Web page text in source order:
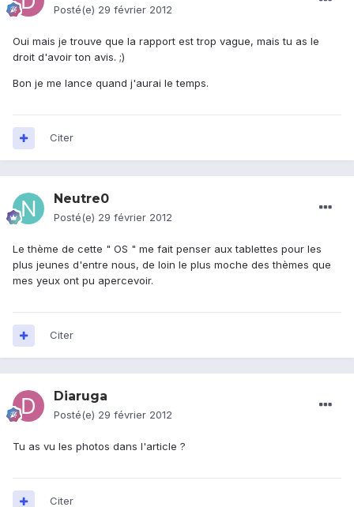
Posté(e) 29 février 2012
Oui mais je trouve que la rapport est trop vague, mais tu as le
droit d'avoir ton avis. ;)
Bon je me lance quand j'aurai le temps.
Citer
Neutre0
Posté(e) 29 février 2012
Le thème de cette " OS " me fait penser aux tablettes pour les
plus jeunes d'entre nous, de loin le plus moche des thèmes que
mes yeux ont pu apercevoir.
Citer
Diaruga
Posté(e) 29 février 2012
Tu as vu les photos dans l'article ?
Citer